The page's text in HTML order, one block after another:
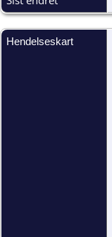
Hendelseskart